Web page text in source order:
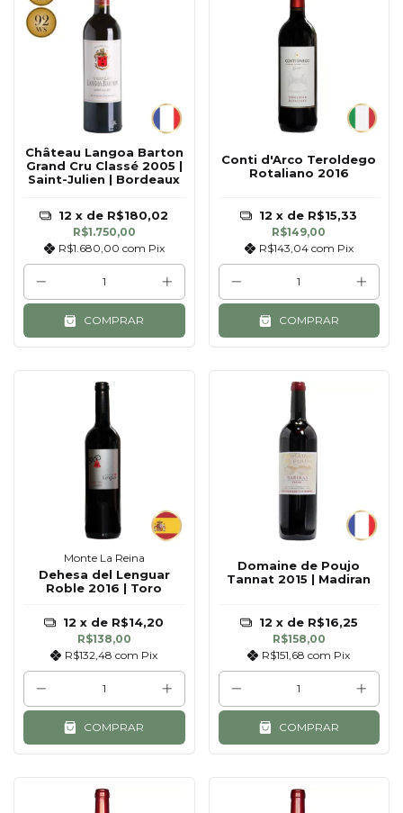
Château Langoa Barton
Grand Cru Classé 2005 |
Saint-Julien | Bordeaux
R$1.750,00
R$1.680,00 com Pix
12 x de R$180,02
COMPRAR
Conti d'Arco Teroldego
Rotaliano 2016
R$149,00
R$143,04 com Pix
12 x de R$15,33
COMPRAR
Monte La Reina
Dehesa del Lenguar
Roble 2016 | Toro
R$138,00
R$132,48com Pix
12 x de R$14,20
COMPRAR
Domaine de Poujo
Tannat 2015 | Madiran
R$158,00
R$151,68com Pix
12 x de R$16,25
COMPRAR